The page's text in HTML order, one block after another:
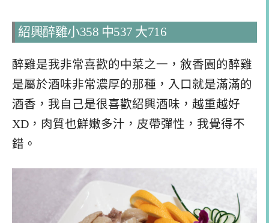
紹興醉雞小358 中537 大716
醉雞是我非常喜歡的中菜之一，敘香園的醉雞
是屬於酒味非常濃厚的那種，入口就是滿滿的
酒香，我自己是很喜歡紹興酒味，越重越好
XD，肉質也鮮嫩多汁，皮帶彈性，我覺得不
錯。